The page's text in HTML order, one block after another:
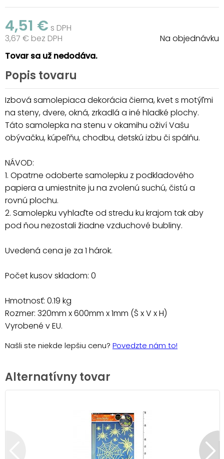
4,51 € s DPH
3,67 € bez DPH
Na objednávku
Tovar sa už nedodáva.
Popis tovaru
Izbová samolepiaca dekorácia čierna, kvet s motýľmi
na steny, dvere, okná, zrkadlá a iné hladké plochy.
Táto samolepka na stenu v okamihu oživí Vašu
obývačku, kúpeľňu, chodbu, detskú izbu či spálňu.
NÁVOD:
1. Opatrne odoberte samolepku z podkladového
papiera a umiestnite ju na zvolenú suchú, čistú a
rovnú plochu.
2. Samolepku vyhlaďte od stredu ku krajom tak aby
pod ňou nezostali žiadne vzduchové bubliny.
Uvedená cena je za 1 hárok.
Počet kusov skladom: 0
Hmotnosť: 0.19 kg
Rozmer: 320mm x 600mm x 1mm (Š x V x H)
Vyrobené v EU.
Našli ste niekde lepšiu cenu? Povedzte nám to!
Alternatívny tovar